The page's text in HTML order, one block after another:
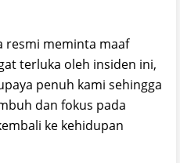
resmi meminta maaf
terluka oleh insiden ini,
penuh kami sehingga
dan fokus pada
ke kehidupan